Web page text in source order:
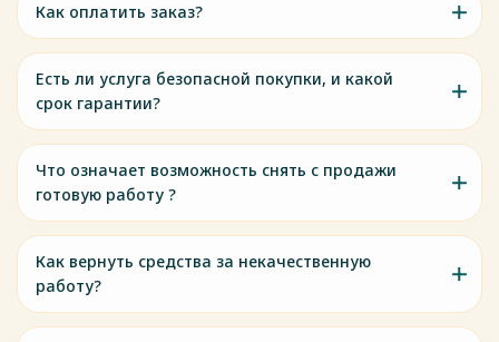
Как оплатить заказ?
Есть ли услуга безопасной покупки, и какой
срок гарантии?
Что означает возможность снять с продажи
готовую работу ?
Как вернуть средства за некачественную
работу?